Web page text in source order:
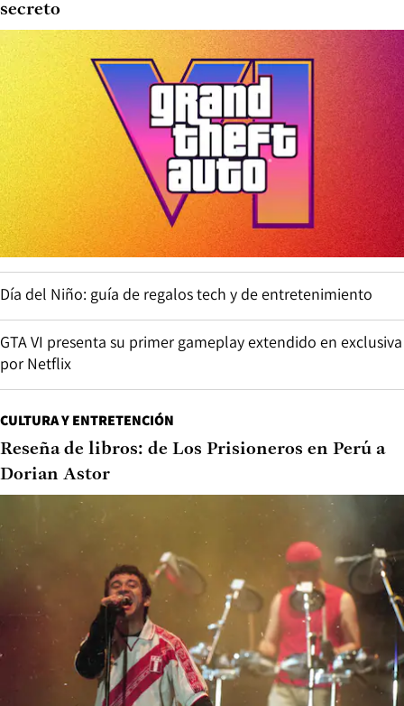
secreto
Día del Niño: guía de regalos tech y de entretenimiento
GTA VI presenta su primer gameplay extendido en exclusiva
por Netflix
CULTURA Y ENTRETENCIÓN
Reseña de libros: de Los Prisioneros en Perú a
Dorian Astor